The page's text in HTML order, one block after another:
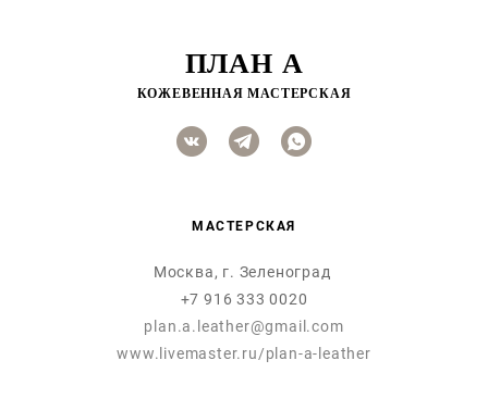
ПЛАН А
КОЖЕВЕННАЯ МАСТЕРСКАЯ
МАСТЕРСКАЯ
Москва, г. Зеленоград
+7 916 333 0020
plan.a.leather@gmail.com
www.livemaster.ru/plan-a-leather